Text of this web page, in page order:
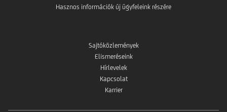
Hasznos információk új ügyfeleink részére
Sajtóközlemények
Elismeréseink
Hírlevelek
Kapcsolat
Karrier